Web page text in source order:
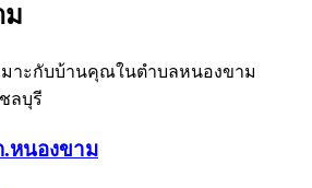
ม
มาะกับบ้านคุณในตำบลหนองขาม
ลบุรี
หนองขาม